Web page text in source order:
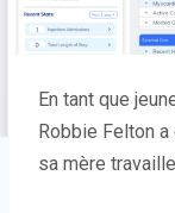
En tant que
Robbie Felton
sa mère